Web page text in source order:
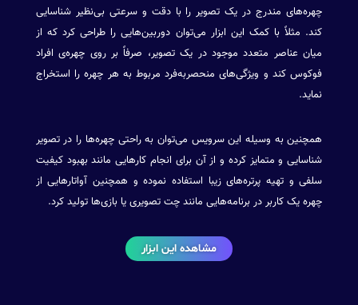
چهره‌های مندرج در یک تصویر را با دقت و سرعتی بی‌نظیر شناسایی
کند. مثلاً با کمک این ابزار می‌توان دوربین‌هایی را طراحی کرد که از
میان عناصر متعدد موجود در یک تصویر، صرفاً بر روی چهره‌ی افراد
فوکوس کند و ویژگی‌های منحصر‌به‌فرد مربوط به هر چهره را استخراج
نماید.
همچنین به وسیله این سرویس می‌توان به راحتی چهره‌ها را در تصویر
شناسایی و متمایز کرده و از آن برای انجام کارهایی مانند بهبود کیفیت
سلفی و تهیه پرتره‌های زیبا استفاده نموده و همچنین آواتارهایی از
چهره یک کاربر در برنامه‌هایی مانند چت تصویری یا بازی‌ها تولید کرد.
مشاهده این ابزار